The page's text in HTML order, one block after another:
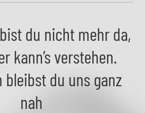
du nicht mehr da,
kann’s verstehen.
bleibst du uns ganz
nah